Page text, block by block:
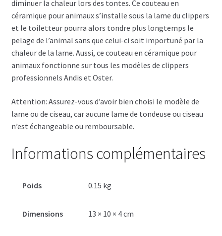
diminuer la chaleur lors des tontes. Ce couteau en
céramique pour animaux s’installe sous la lame du clippers
et le toiletteur pourra alors tondre plus longtemps le
pelage de l’animal sans que celui-ci soit importuné par la
chaleur de la lame. Aussi, ce couteau en céramique pour
animaux fonctionne sur tous les modèles de clippers
professionnels Andis et Oster.
Attention: Assurez-vous d’avoir bien choisi le modèle de
lame ou de ciseau, car aucune lame de tondeuse ou ciseau
n’est échangeable ou remboursable.
Informations complémentaires
Poids 0.15 kg
Dimensions 13 × 10 × 4 cm